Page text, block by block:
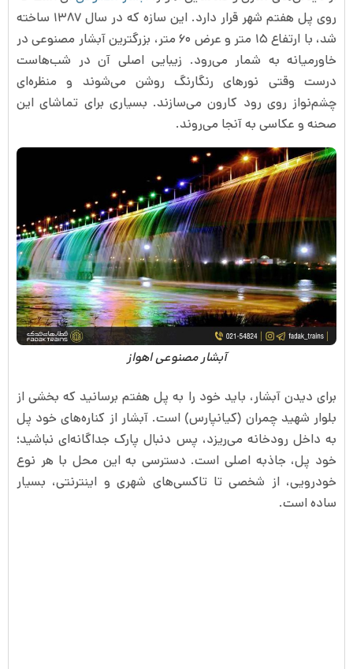
روی پل هفتم شهر قرار دارد. این سازه که در سال ۱۳۸۷ ساخته
شد، با ارتفاع ۱۵ متر و عرض ۶۰ متر، بزرگترین آبشار مصنوعی در
خاورمیانه به شمار می‌رود. زیبایی اصلی آن در شب‌هاست
درست وقتی نورهای رنگارنگ روشن می‌شوند و منظره‌ای
چشم‌نواز روی رود کارون می‌سازند. بسیاری برای تماشای این
صحنه و عکاسی به آنجا می‌روند.
آبشار مصنوعی اهواز
برای دیدن آبشار، باید خود را به پل هفتم برسانید که بخشی از
بلوار شهید چمران (کیانپارس) است. آبشار از کناره‌های خود پل
به داخل رودخانه می‌ریزد، پس دنبال پارک جداگانه‌ای نباشید؛
خود پل، جاذبه اصلی است. دسترسی به این محل با هر نوع
خودرویی، از شخصی تا تاکسی‌های شهری و اینترنتی، بسیار
ساده است.